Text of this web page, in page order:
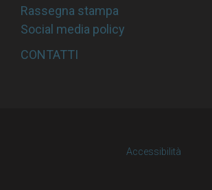
Rassegna stampa
Social media policy
CONTATTI
Accessibilità